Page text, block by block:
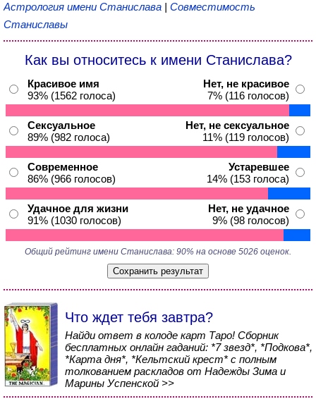
Астрология имени Станислава | Совместимость
Станиславы
Как вы относитесь к имени Станислава?
Красивое имя
93% (1562 голоса)
Нет, не красивое
7% (116 голосов)
Сексуальное
89% (982 голоса)
Нет, не сексуальное
11% (119 голосов)
Современное
86% (966 голосов)
Устаревшее
14% (153 голоса)
Удачное для жизни
91% (1030 голосов)
Нет, не удачное
9% (98 голосов)
Общий рейтинг имени Станислава: 90% на основе 5026 оценок.
Что ждет тебя завтра?
Найди ответ в колоде карт Таро! Сборник
бесплатных онлайн гаданий: *7 звезд*, *Подкова*,
*Карта дня*, *Кельтский крест* с полным
толкованием раскладов от Надежды Зима и
Марины Успенской >>